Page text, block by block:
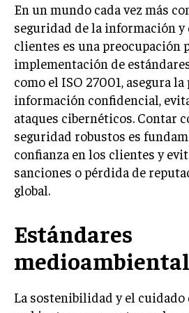
ECONOMÍA EMPRESARIAL
INTERNACIONAL
NEGOCIOS
COMERCIO INTERNACIONAL
IMPORTACIÓN Y
ALIANZAS ESTRATÉGICAS
TECNOLOGIA
GESTIÓN DE LA INNOVACIÓN
TRANSFORMACIÓN DIGITAL
INTELLIGENCE
En un mundo cada vez más
seguridad de la información y
clientes es una preocupación
implementación de
como el ISO 27001, asegura
información confidencial,
ataques cibernéticos. Contar
seguridad robustos es
confianza en los clientes y
sanciones o pérdida de
global.
Estándares
La sostenibilidad y el cuidado